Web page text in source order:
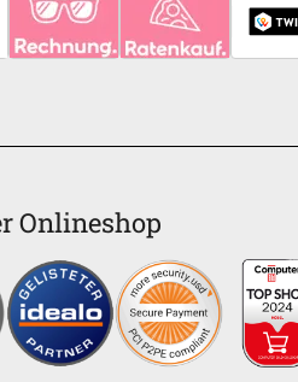
Onlineshop